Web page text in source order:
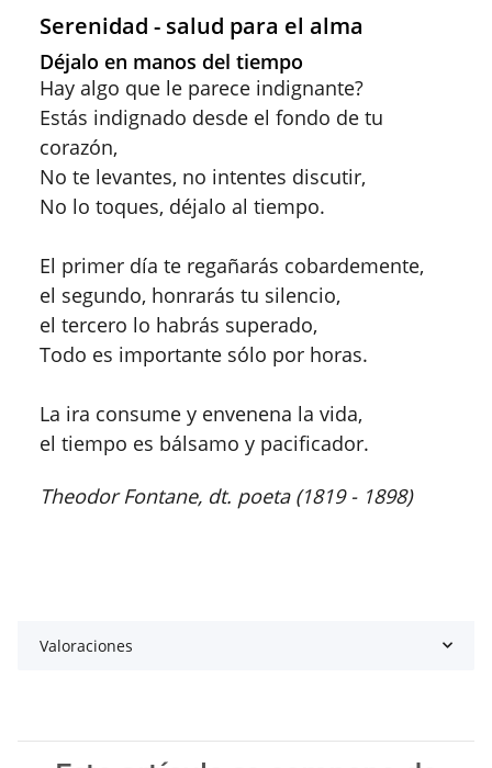
Serenidad - salud para el alma
Déjalo en manos del tiempo
Hay algo que le parece indignante?
Estás indignado desde el fondo de tu
corazón,
No te levantes, no intentes discutir,
No lo toques, déjalo al tiempo.
El primer día te regañarás cobardemente,
el segundo, honrarás tu silencio,
el tercero lo habrás superado,
Todo es importante sólo por horas.
La ira consume y envenena la vida,
el tiempo es bálsamo y pacificador.
Theodor Fontane, dt. poeta (1819 - 1898)
Valoraciones